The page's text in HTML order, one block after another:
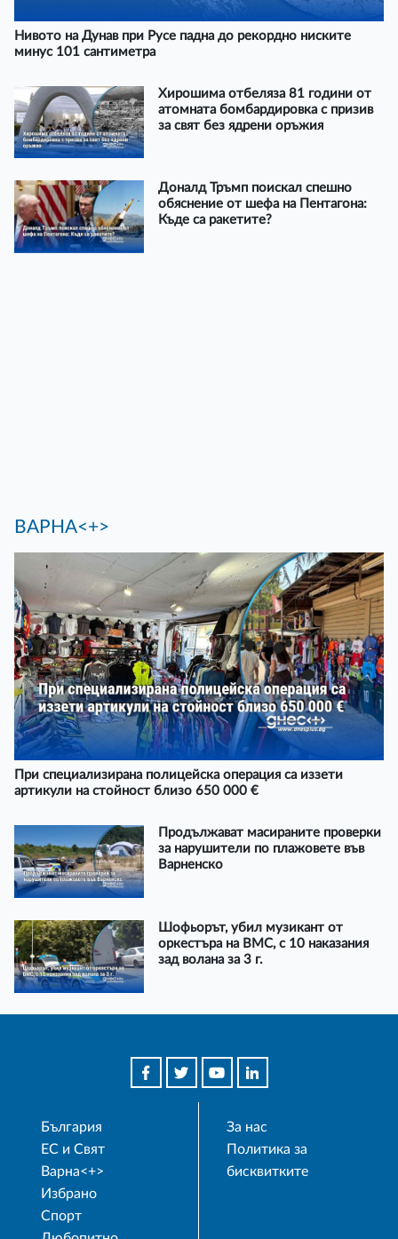
Нивото на Дунав при Русе падна до рекордно ниските
минус 101 сантиметра
Хирошима отбеляза 81 години от
атомната бомбардировка с призив
за свят без ядрени оръжия
Доналд Тръмп поискал спешно
обяснение от шефа на Пентагона:
Къде са ракетите?
ВАРНА<+>
При специализирана полицейска операция са иззети
артикули на стойност близо 650 000 €
Продължават масираните проверки
за нарушители по плажовете във
Варненско
Шофьорът, убил музикант от
оркестъра на ВМС, с 10 наказания
зад волана за 3 г.
България
ЕС и Свят
Варна<+>
Избрано
Спорт
За нас
Политика за
бисквитките